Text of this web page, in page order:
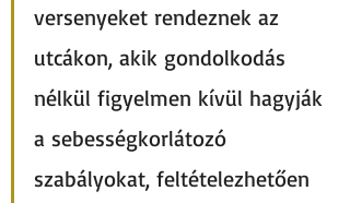
versenyeket rendeznek az
utcákon, akik gondolkodás
nélkül figyelmen kívül hagyják
a sebességkorlátozó
szabályokat, feltételezhetően